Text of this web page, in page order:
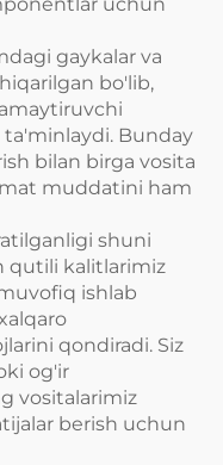
uchun
gaykalar va
bo'lib,
Bunday
bilan birga vosita
muddatini ham
shuni
qutili kalitlarimiz
ishlab
qondiradi. Siz
og'ir
vositalarimiz
berish uchun